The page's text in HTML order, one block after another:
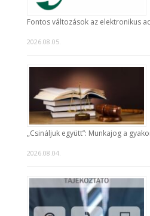
Fontos változások az elektronikus
2026.08.05.
„Csináljuk együtt”: Munkajog a
2026.08.04.